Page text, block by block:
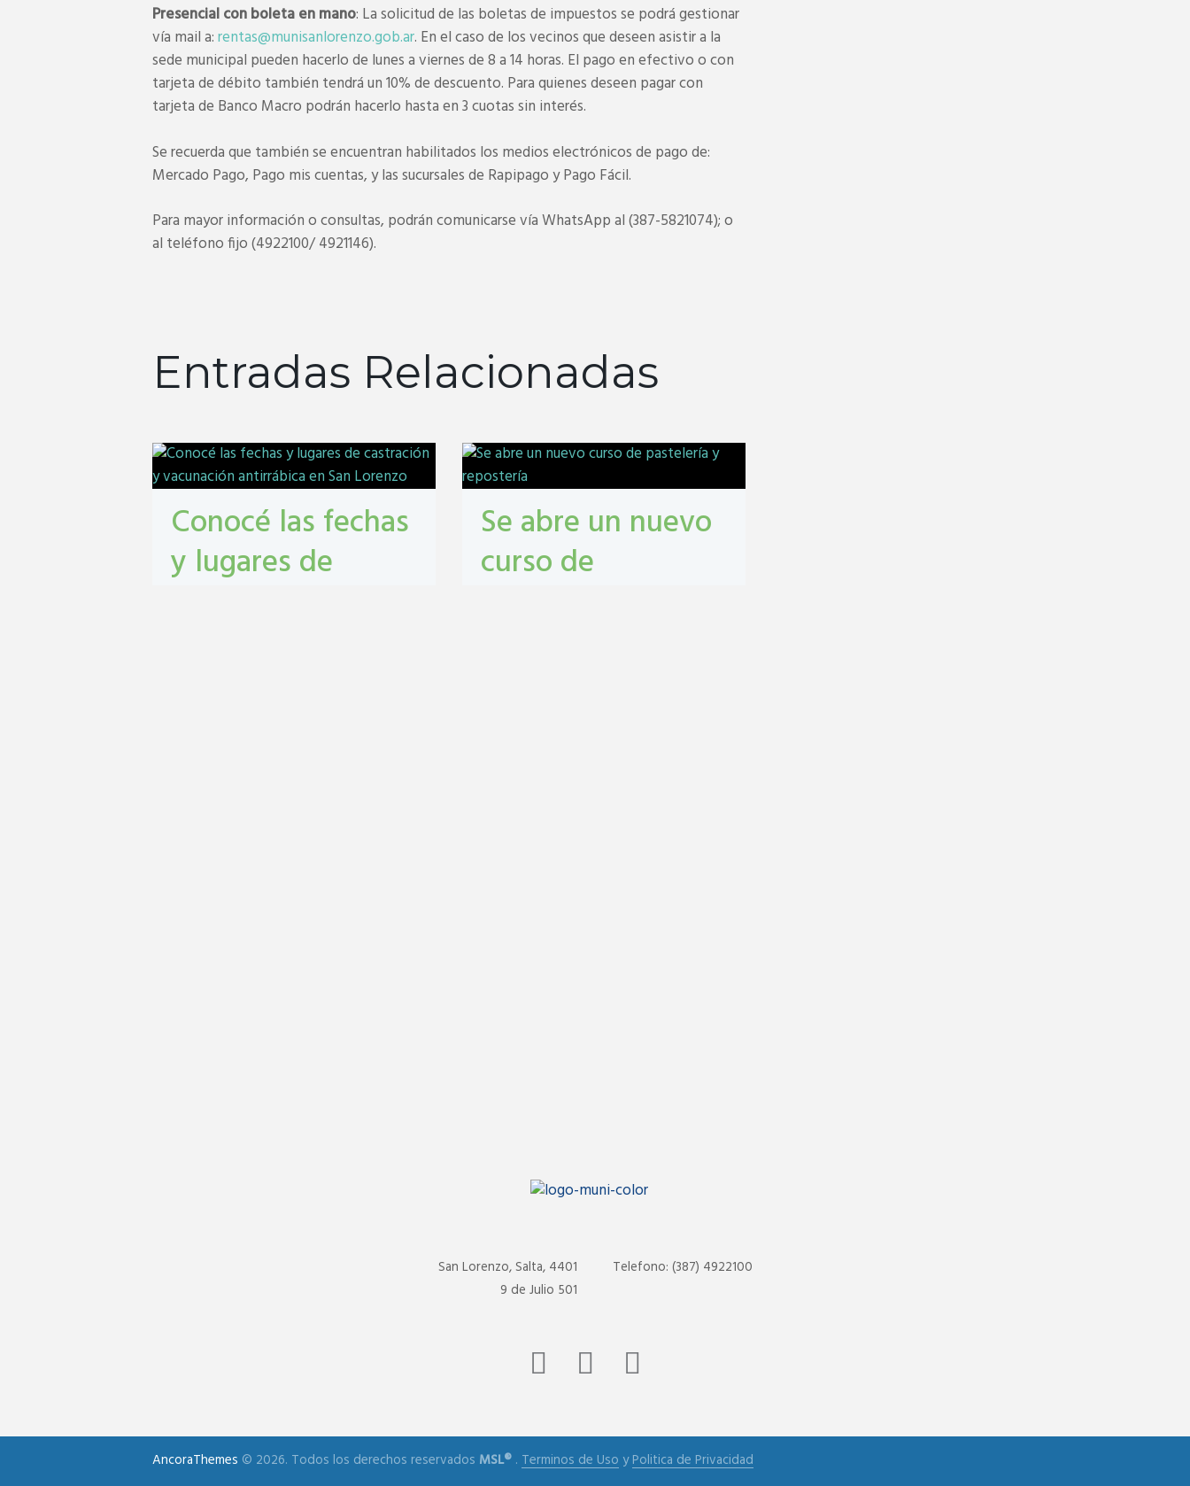
Presencial con boleta en mano: La solicitud de las boletas de impuestos se podrá gestionar
vía mail a:rentas@munisanlorenzo.gob.ar. En el caso de los vecinos que deseen asistir a la
sede municipal pueden hacerlo de lunes a viernes de 8 a 14 horas. El pago en efectivo o con
tarjeta de débito también tendrá un 10% de descuento. Para quienes deseen pagar con
tarjeta de Banco Macro podrán hacerlo hasta en 3 cuotas sin interés.
Se recuerda que también se encuentran habilitados los medios electrónicos de pago de:
Mercado Pago, Pago mis cuentas, y las sucursales de Rapipago y Pago Fácil.
Para mayor información o consultas, podrán comunicarse vía WhatsApp al (387-5821074); o
al teléfono fijo (4922100/ 4921146).
Entradas Relacionadas
Conocé las fechas
y lugares de
Se abre un nuevo
curso de
Telefono: (387) 4922100
San Lorenzo, Salta, 4401
9 de Julio 501
AncoraThemes © 2026. Todos los derechos reservados MSL® . Terminos de Uso yPolitica de Privacidad